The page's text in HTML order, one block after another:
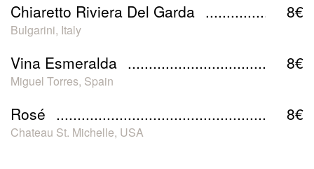
Chiaretto Riviera Del Garda 8€
Bulgarini, Italy
Vina Esmeralda 8€
Miguel Torres, Spain
Rosé 8€
Chateau St. Michelle, USA